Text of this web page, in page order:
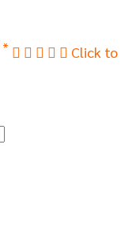
*
Click to